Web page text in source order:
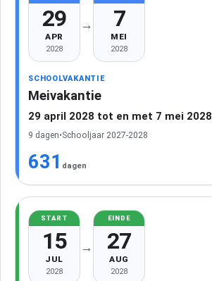
29
APR
2028
→ 7
MEI
2028
SCHOOLVAKANTIE
Meivakantie
29 april 2028 tot en met 7 mei 2028
9 dagen•Schooljaar 2027-2028
631 dagen
START
15
JUL
2028
→
EINDE
27
AUG
2028